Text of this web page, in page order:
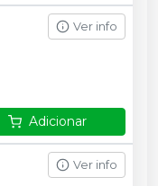
Ver info
Adicionar
Ver info